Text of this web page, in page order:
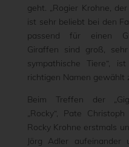
geht. „Rogier Krohne,
ist sehr beliebt bei den
passend für einen
Giraffen sind groß,
sympathische Tiere“,
richtigen Namen gewählt
Beim Treffen der
„Rocky“, Pate
Rocky Krohne erstmals
Jörg Adler